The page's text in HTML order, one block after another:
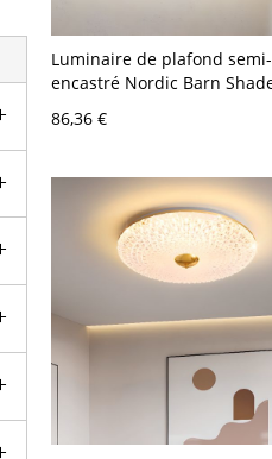
Luminaire de plafond semi-
encastré Nordic Barn
une tête en métal gris
pour la chambre
86,36 €